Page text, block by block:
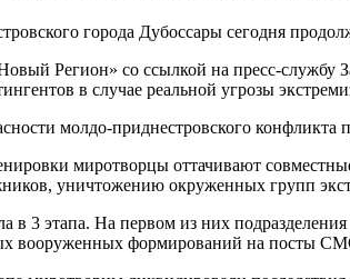
города Дубоссары сегодня
Регион» со ссылкой на пресс-службу
в случае реальной угрозы
молдо-приднестровского
миротворцы оттачивают
уничтожению окруженных групп
в 3 этапа. На первом из них
вооруженных формирований на посты